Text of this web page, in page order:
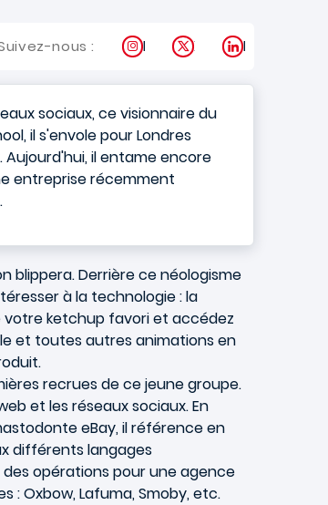
nous : Instagram
X LinkedIn
sociaux, ce visionnaire du
il s'envole pour Londres
il entame encore
entreprise récemment
blippera. Derrière ce néologisme
à la technologie : la
votre ketchup favori et accédez
et toutes autres animations en
recrues de ce jeune groupe.
et les réseaux sociaux. En
eBay, il référence en
différents langages
opérations pour une agence
: Oxbow, Lafuma, Smoby, etc.